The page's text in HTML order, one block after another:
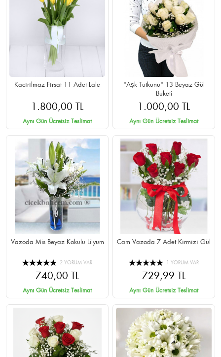
Kacırılmaz Fırsat 11 Adet Lale
1.800,00 TL
Aynı Gün Ücretsiz Teslimat
"Aşk Tutkunu" 13 Beyaz Gül
Buketi
1.000,00 TL
Aynı Gün Ücretsiz Teslimat
Vazoda Mis Beyaz Kokulu Lilyum
2 YORUM VAR
740,00 TL
Aynı Gün Ücretsiz Teslimat
Cam Vazoda 7 Adet Kırmızı Gül
1 YORUM VAR
729,99 TL
Aynı Gün Ücretsiz Teslimat